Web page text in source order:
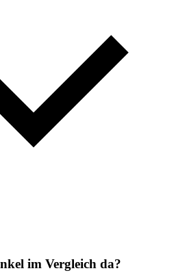
im Vergleich da?